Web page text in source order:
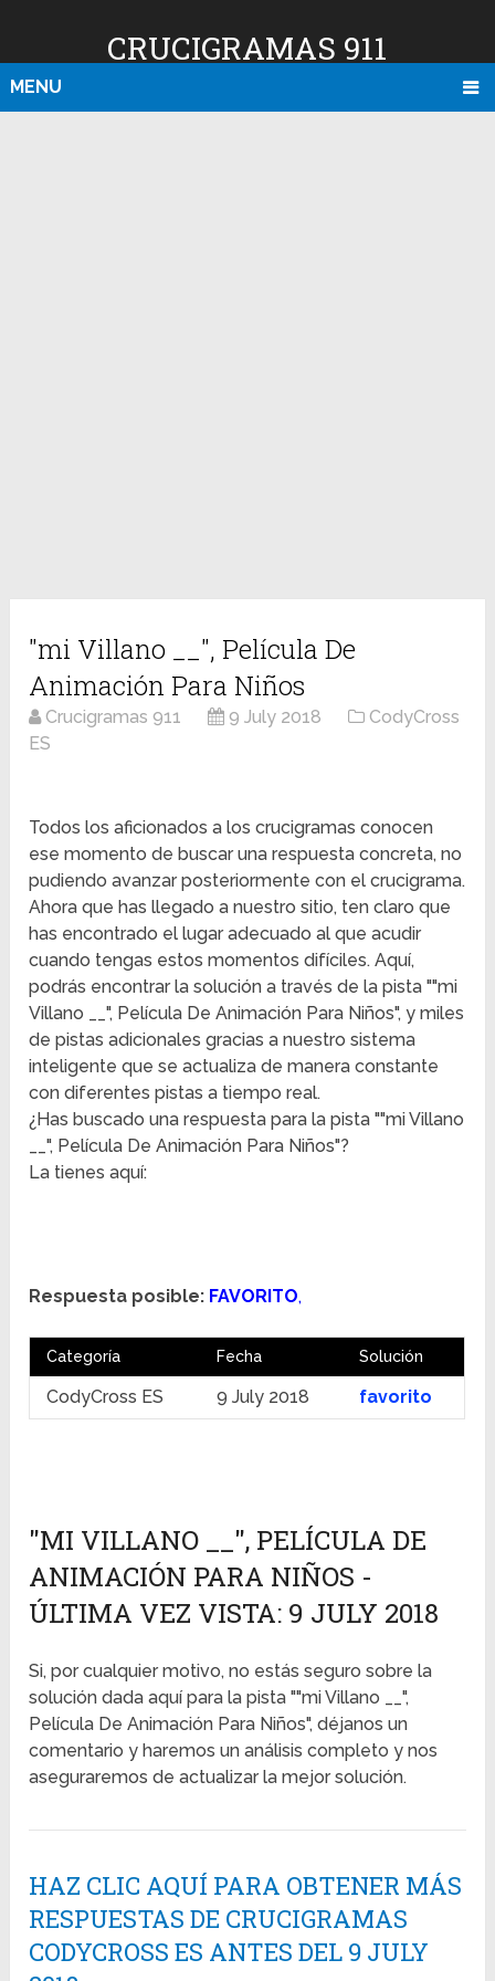
CRUCIGRAMAS 911
MENU
"mi Villano __", Película De
Animación Para Niños
Crucigramas 911 9 July 2018
CodyCross
ES
Todos los aficionados a los crucigramas conocen
ese momento de buscar una respuesta concreta, no
pudiendo avanzar posteriormente con el crucigrama.
Ahora que has llegado a nuestro sitio, ten claro que
has encontrado el lugar adecuado al que acudir
cuando tengas estos momentos difíciles. Aquí,
podrás encontrar la solución a través de la pista ""mi
Villano __", Película De Animación Para Niños", y miles
de pistas adicionales gracias a nuestro sistema
inteligente que se actualiza de manera constante
con diferentes pistas a tiempo real.
¿Has buscado una respuesta para la pista ""mi Villano
__", Película De Animación Para Niños"?
La tienes aquí:
Respuesta posible: FAVORITO,
Categoría Fecha Solución
CodyCross ES 9 July 2018 favorito
"MI VILLANO __", PELÍCULA DE
ANIMACIÓN PARA NIÑOS -
ÚLTIMA VEZ VISTA: 9 JULY 2018
Si, por cualquier motivo, no estás seguro sobre la
solución dada aquí para la pista ""mi Villano __",
Película De Animación Para Niños", déjanos un
comentario y haremos un análisis completo y nos
aseguraremos de actualizar la mejor solución.
HAZ CLIC AQUÍ PARA OBTENER MÁS
RESPUESTAS DE CRUCIGRAMAS
CODYCROSS ES ANTES DEL 9 JULY